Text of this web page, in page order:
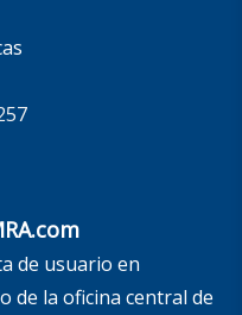
de usuario en
de la oficina central de